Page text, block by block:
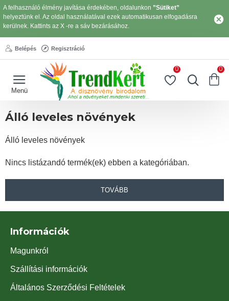
A felhasználó élmény javítása érdekében, oldalunkon ”Sütiket”
helyeztünk el. Az oldal használatával ezek automatikusan elfogadásra
kerülnek. Kattints az X -re a sáv bezárásához.
Belépés Regisztráció
0 0
Álló leveles növények
Álló leveles növények
Nincs listázandó termék(ek) ebben a kategóriában.
TOVÁBB
Információk
Magunkról
Szállítási információk
Általános Szerződési Feltételek